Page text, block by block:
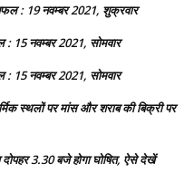
: 19 नवम्बर 2021, शुक्रवार
15 नवम्बर 2021, सोमवार
15 नवम्बर 2021, सोमवार
स्थलों पर मांस और शराब की बिक्री पर
दोपहर 3.30 बजे होगा घोषित, ऐसे देखें